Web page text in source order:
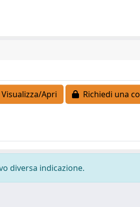
Visualizza/Apri Richiedi una
diversa indicazione.